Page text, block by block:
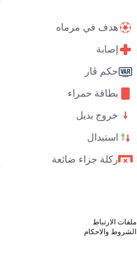
هدف في مرماه
إصابة
حكم ڤار
بطاقة حمراء
خروج بديل
استبدال
ركلة جزاء ضائعة
ملفات الارتباط
الشروط والاحكام